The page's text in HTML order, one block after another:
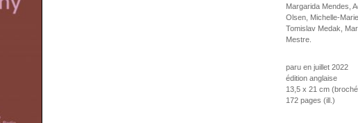
Margarida Mendes,
Olsen, Michelle-
Tomislav Medak,
Mestre.
paru en juillet 2022
édition anglaise
13,5 x 21 cm
172 pages (ill.)